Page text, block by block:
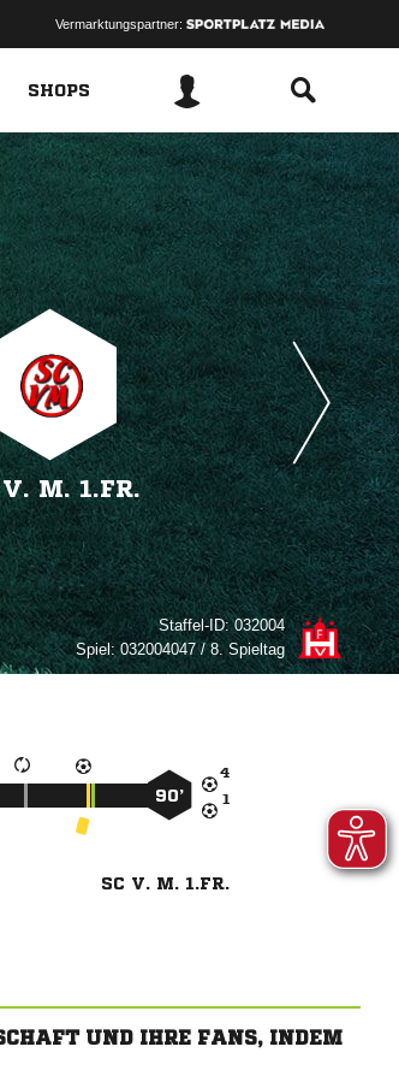
Vermarktungspartner:
SHOPS
V. M. 1.FR.
Staffel-ID:032004
Spiel:032004047 / 8. Spieltag


90’
SC V. M. 1.FR.
UND IHRE FANS, INDEM